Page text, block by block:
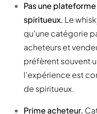
Pas une
spiritueux. Le
qu'une catégorie
acheteurs et
préfèrent souvent
l'expérience est
de spiritueux.
Prime acheteur.